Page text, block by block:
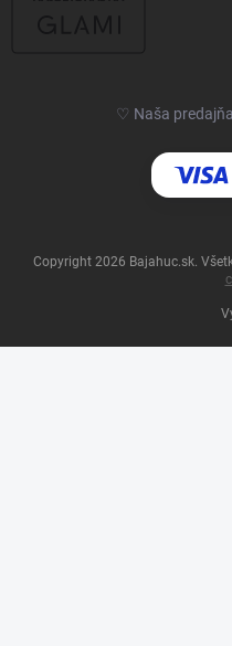
♡ Naša
Copyright 2026 Bajahuc.sk .